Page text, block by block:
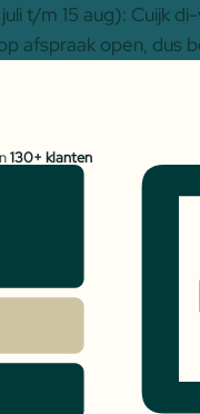
t/m 15 aug): Cuijk
afspraak open, dus
130+ klanten